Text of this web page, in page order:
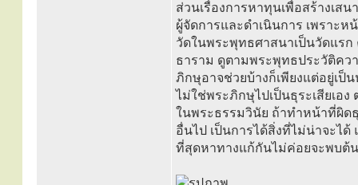
ส่วนเรื่องการหาทุนเพื่อสร้างเส
ผู้จัดการและดำเนินการ เพราะ
วัดในพระพุทธศาสนาเป็นวัดแร
ธาราม ดูตามพระพุทธประวัติคว
ภิกษุอาจช่วยบ้างก็เพียงแต่อยู่เป็
ไม่ใช่พระภิกษุไปเป็นธุระเสียเอ
ในพระธรรมวินัย ถ้าทำหน้าที่ผิด
อื่นไป เป็นการได้สิ่งที่ไม่น่าจะไ
ที่สุดหาทางแก้กันไม่ค่อยจะพบต้